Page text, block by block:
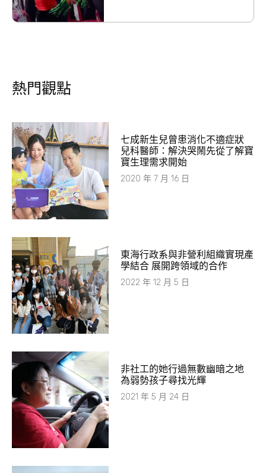
熱門觀點
七成新生兒曾患消化不適症狀
兒科醫師：解決哭鬧先從了解寶
寶生理需求開始
2020 年 7 月 16 日
東海行政系與非營利組織實現產
學結合 展開跨領域的合作
2022 年 12 月 5 日
非社工的她行過無數幽暗之地
為弱勢孩子尋找光輝
2021 年 5 月 24 日